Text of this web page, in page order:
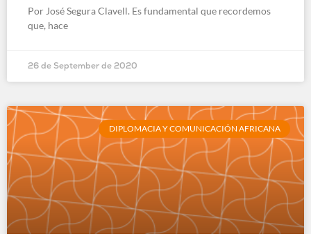
Por José Segura Clavell. Es fundamental que recordemos
que, hace
26 de September de 2020
DIPLOMACIA Y COMUNICACIÓN AFRICANA